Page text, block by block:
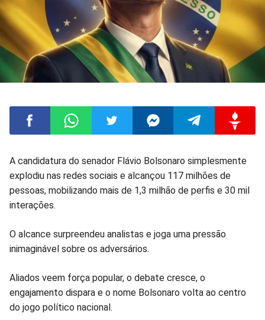
Compartilhar
no
Compartilhar
no
Compartilhar
no
Compartilhar
no
Compartilhar
no
no
A candidatura do senador Flávio Bolsonaro simplesmente
explodiu nas redes sociais e alcançou 117 milhões de
pessoas, mobilizando mais de 1,3 milhão de perfis e 30 mil
interações.
O alcance surpreendeu analistas e joga uma pressão
inimaginável sobre os adversários.
Aliados veem força popular, o debate cresce, o
engajamento dispara e o nome Bolsonaro volta ao centro
do jogo político nacional.